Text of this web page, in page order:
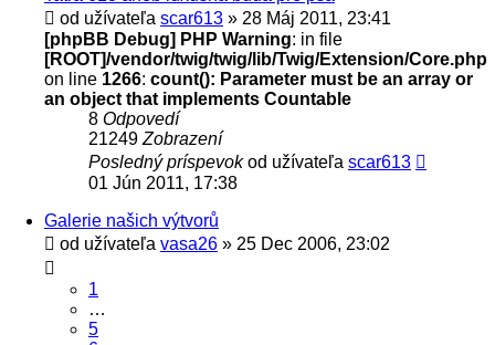
od užívateľa scar613 » 28 Máj 2011, 23:41
[phpBB Debug] PHP Warning: in file
[ROOT]/vendor/twig/twig/lib/Twig/Extension/Core.php
on line 1266: count(): Parameter must be an array or
an object that implements Countable
8 Odpovedí
21249 Zobrazení
Posledný príspevokod užívateľa scar613
01 Jún 2011, 17:38
Galerie našich výtvorů
od užívateľa vasa26 » 25 Dec 2006, 23:02
1
…
5